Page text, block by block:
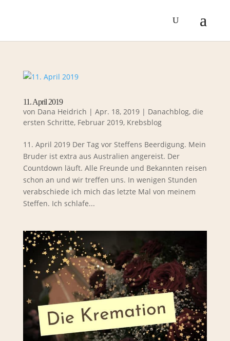
11. April 2019
von Dana Heidrich | Apr. 18, 2019| Danachblog, die
ersten Schritte, Februar 2019, Krebsblog
11. April 2019 Der Tag vor Steffens Beerdigung. Mein
Bruder ist extra aus Australien angereist. Der
Countdown läuft. Alle Freunde und Bekannten reisen
schon an und wir treffen uns. In wenigen Stunden
verabschiede ich mich das letzte Mal von meinem
Steffen. Ich schlafe...